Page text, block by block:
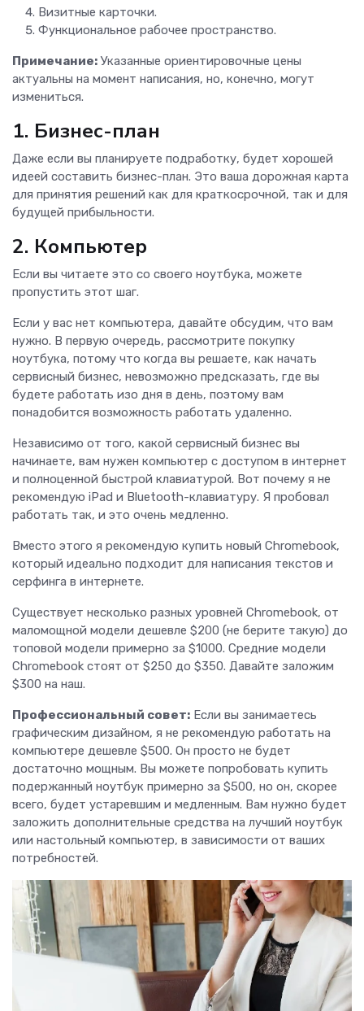
Визитные карточки.
Функциональное рабочее пространство.
Примечание: Указанные ориентировочные цены
актуальны на момент написания, но, конечно, могут
измениться.
1. Бизнес-план
Даже если вы планируете подработку, будет хорошей
идеей составить бизнес-план. Это ваша дорожная карта
для принятия решений как для краткосрочной, так и для
будущей прибыльности.
2. Компьютер
Если вы читаете это со своего ноутбука, можете
пропустить этот шаг.
Если у вас нет компьютера, давайте обсудим, что вам
нужно. В первую очередь, рассмотрите покупку
ноутбука, потому что когда вы решаете, как начать
сервисный бизнес, невозможно предсказать, где вы
будете работать изо дня в день, поэтому вам
понадобится возможность работать удаленно.
Независимо от того, какой сервисный бизнес вы
начинаете, вам нужен компьютер с доступом в интернет
и полноценной быстрой клавиатурой. Вот почему я не
рекомендую iPad и Bluetooth-клавиатуру. Я пробовал
работать так, и это очень медленно.
Вместо этого я рекомендую купить новый Chromebook,
который идеально подходит для написания текстов и
серфинга в интернете.
Существует несколько разных уровней Chromebook, от
маломощной модели дешевле $200 (не берите такую) до
топовой модели примерно за $1000. Средние модели
Chromebook стоят от $250 до $350. Давайте заложим
$300 на наш.
Профессиональный совет: Если вы занимаетесь
графическим дизайном, я не рекомендую работать на
компьютере дешевле $500. Он просто не будет
достаточно мощным. Вы можете попробовать купить
подержанный ноутбук примерно за $500, но он, скорее
всего, будет устаревшим и медленным. Вам нужно будет
заложить дополнительные средства на лучший ноутбук
или настольный компьютер, в зависимости от ваших
потребностей.